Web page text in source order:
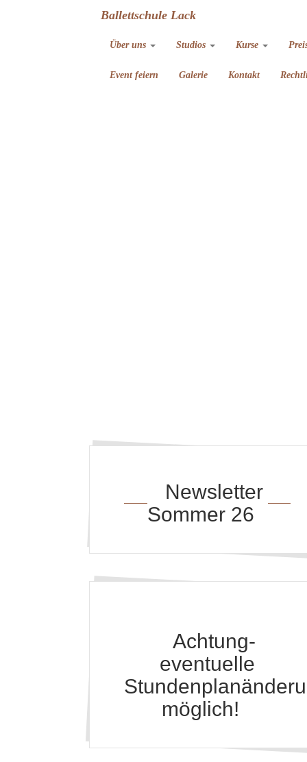
Ballettschule Lack
Über uns Studios Kurse
Event feiern Galerie Kontakt
Newsletter
Sommer 26
Achtung-
eventuelle
möglich!